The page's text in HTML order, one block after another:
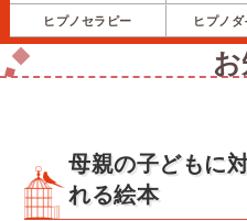
ヒプノセラピー ヒプノダ
母親の子どもに
れる絵本